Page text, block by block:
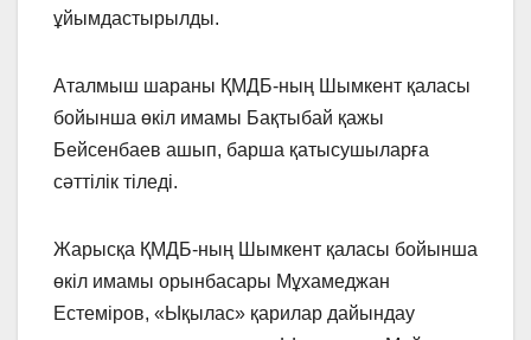
ұйымдастырылды.
Аталмыш шараны ҚМДБ-ның Шымкент қаласы
бойынша өкіл имамы Бақтыбай қажы
Бейсенбаев ашып, барша қатысушыларға
сәттілік тіледі.
Жарысқа ҚМДБ-ның Шымкент қаласы бойынша
өкіл имамы орынбасары Мұхамеджан
Естеміров, «Ықылас» қарилар дайындау